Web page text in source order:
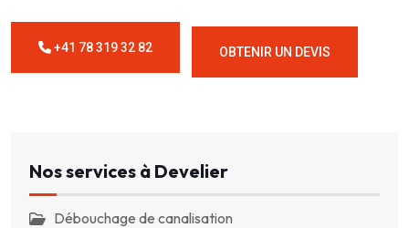
+41 78 319 32 82 OBTENIR UN DEVIS
Nos services à Develier
Débouchage de canalisation